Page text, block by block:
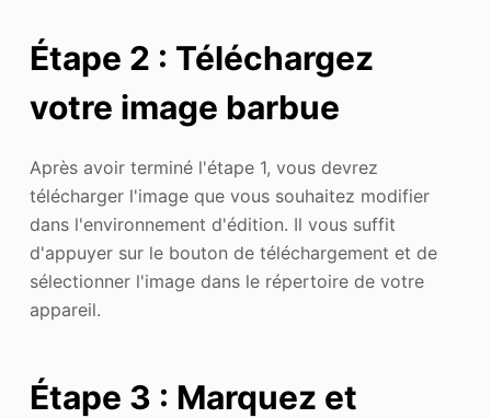
Étape 2 : Téléchargez
votre image barbue
Après avoir terminé l'étape 1, vous devrez
télécharger l'image que vous souhaitez modifier
dans l'environnement d'édition. Il vous suffit
d'appuyer sur le bouton de téléchargement et de
sélectionner l'image dans le répertoire de votre
appareil.
Étape 3 : Marquez et